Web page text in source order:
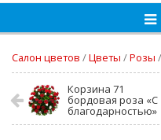
Салон цветов /Цветы /Розы /
Корзина 71
бордовая роза «С
благодарностью»